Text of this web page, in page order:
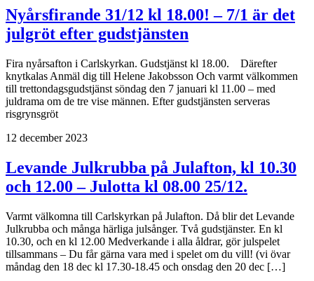
Nyårsfirande 31/12 kl 18.00! – 7/1 är det
julgröt efter gudstjänsten
Fira nyårsafton i Carlskyrkan. Gudstjänst kl 18.00. Därefter
knytkalas Anmäl dig till Helene Jakobsson Och varmt välkommen
till trettondagsgudstjänst söndag den 7 januari kl 11.00 – med
juldrama om de tre vise männen. Efter gudstjänsten serveras
risgrynsgröt
12 december 2023
Levande Julkrubba på Julafton, kl 10.30
och 12.00 – Julotta kl 08.00 25/12.
Varmt välkomna till Carlskyrkan på Julafton. Då blir det Levande
Julkrubba och många härliga julsånger. Två gudstjänster. En kl
10.30, och en kl 12.00 Medverkande i alla åldrar, gör julspelet
tillsammans – Du får gärna vara med i spelet om du vill! (vi övar
måndag den 18 dec kl 17.30-18.45 och onsdag den 20 dec […]